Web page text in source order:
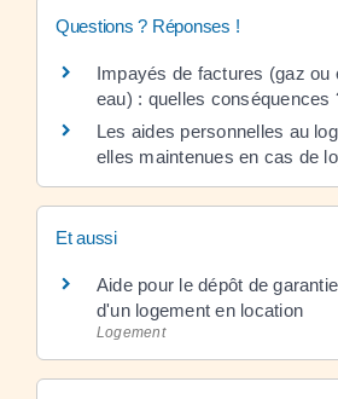
Questions ? Réponses !
Impayés de factures (gaz ou
eau) : quelles conséquences
Les aides personnelles au
elles maintenues en cas de
Et aussi
Aide pour le dépôt de
d'un logement en location
Logement